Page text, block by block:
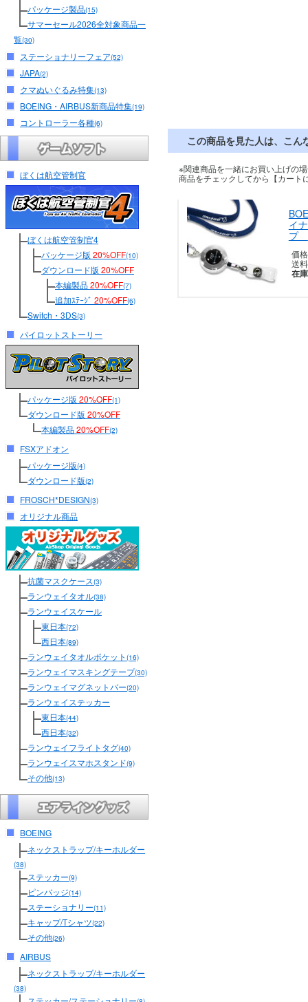
パッケージ製品(15)
サマーセール2026全対象商品一
覧(30)
ステーショナリーフェア(52)
JAPA(2)
クマぬいぐるみ特集(13)
BOEING・AIRBUS新商品特集(19)
コントローラー各種(6)
ぼくは航空管制官
ぼくは航空管制官4
パッケージ版 20%OFF(10)
ダウンロード版 20%OFF
本編製品20%OFF(7)
追加ｽﾃｰｼﾞ 20%OFF(6)
Switch・3DS(3)
パイロットストーリー
パッケージ版 20%OFF(1)
ダウンロード版 20%OFF
本編製品20%OFF(2)
FSXアドオン
パッケージ版(4)
ダウンロード版(2)
FROSCH*DESIGN(3)
オリジナル商品
抗菌マスクケース(3)
ランウェイタオル(38)
ランウェイスケール
東日本(72)
西日本(89)
ランウェイタオルポケット (16)
ランウェイマスキングテープ(30)
ランウェイマグネットバー(20)
ランウェイステッカー
東日本(44)
西日本(32)
ランウェイフライトタグ(40)
ランウェイスマホスタンド(9)
その他(13)
BOEING
ネックストラップ/キーホルダー
(38)
ステッカー(9)
ピンバッジ(14)
ステーショナリー(11)
キャップ/Tシャツ(22)
その他(26)
AIRBUS
ネックストラップ/キーホルダー
(38)
この商品を見た人は、こん
※関連商品を一緒にお買い上げの
商品をチェックしてから【カート
イ
プ
価
送
在